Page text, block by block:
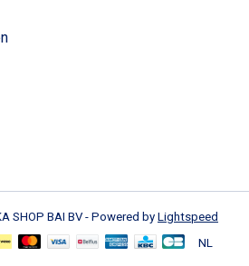
SHOP BAI BV - Powered by Lightspeed
NL